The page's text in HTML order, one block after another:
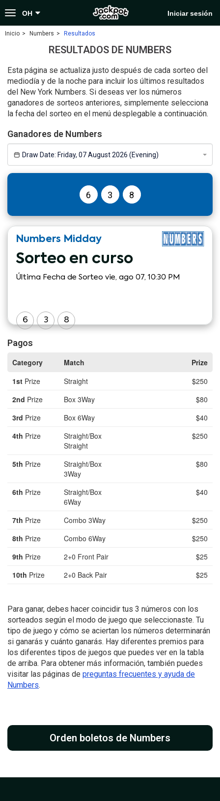
Toggle
navigation
OH Iniciar sesión
Inicio Numbers Resultados
RESULTADOS DE NUMBERS
Esta página se actualiza justo después de cada sorteo del
mediodía y de la noche para incluir los últimos resultados
del New York Numbers. Si deseas ver los números
ganadores de sorteos anteriores, simplemente selecciona
la fecha del sorteo en el menú desplegable a continuación.
Ganadores de Numbers
Draw Date: Friday, 07 August 2026 (Evening)
6 3 8
Numbers Midday
Sorteo en curso
Última Fecha de Sorteo vie, ago 07, 10:30 PM
6 3 8
Pagos
Category Match
Prize
1st Prize Straight
$250
2nd Prize Box 3Way
$80
3rd Prize Box 6Way
$40
4th Prize
Straight/Box
Straight
$250
5th Prize
Straight/Box
3Way
$80
6th Prize
Straight/Box
6Way
$40
7th Prize Combo 3Way
$250
8th Prize Combo 6Way
$250
9th Prize 2+0 Front Pair
$25
10th Prize 2+0 Back Pair $25
Para ganar, debes hacer coincidir tus 3 números con los
sorteados según el modo de juego que seleccionaste. Tu
tipo de juego y cómo se aciertan los números determinarán
si ganarás y cuánto ganarás. Hay diferentes premios para
los diferentes tipos de juegos que puedes ver en la tabla
de arriba. Para obtener más información, también puedes
visitar las páginas de preguntas frecuentes y ayuda de
Numbers.
Orden boletos de Numbers